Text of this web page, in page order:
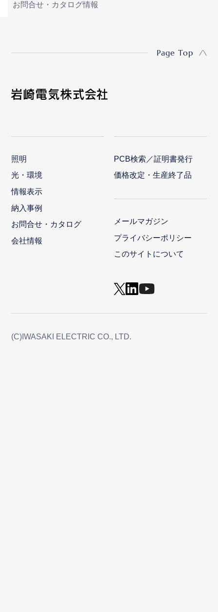
お問合せ・カタログ情報
Page Top
照明
光・環境
情報表示
納入事例
お問合せ・カタログ
会社情報
PCB検索／証明書発行
価格改定・生産終了品
メールマガジン
プライバシーポリシー
このサイトについて
(C)IWASAKI ELECTRIC CO., LTD.